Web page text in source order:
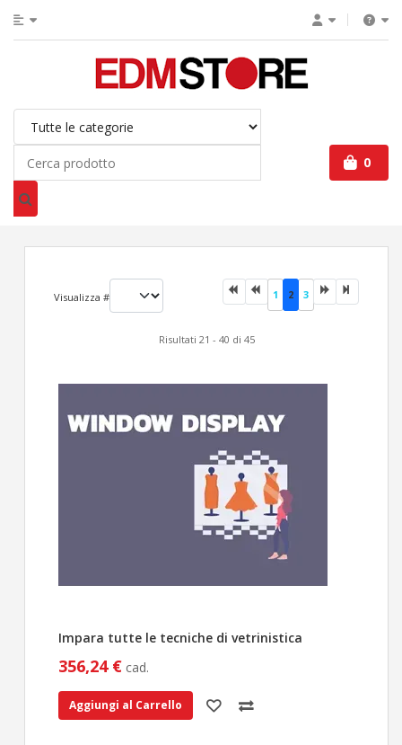
0
Visualizza # 1 2 3
Risultati 21 - 40 di 45
Impara tutte le tecniche di vetrinistica
356,24 € cad.
Aggiungi al Carrello